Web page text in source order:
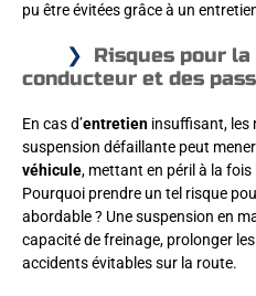
pu être évitées grâce à un
Risques pour
conducteur et des
En cas d’entretien insuffisant, les
suspension défaillante peut
véhicule, mettant en péril à la
Pourquoi prendre un tel risque
abordable ? Une suspension en
capacité de freinage, prolonger
accidents évitables sur la route.